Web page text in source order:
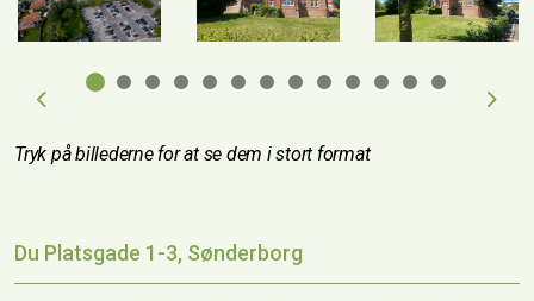
Previous
Next
Tryk på billederne for at se dem i stort format
Du Platsgade 1-3, Sønderborg